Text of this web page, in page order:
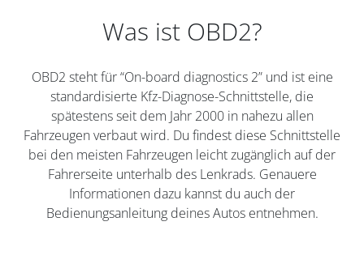
Was ist OBD2?
OBD2 steht für “On-board diagnostics 2” und ist eine
standardisierte Kfz-Diagnose-Schnittstelle, die
spätestens seit dem Jahr 2000 in nahezu allen
Fahrzeugen verbaut wird. Du findest diese Schnittstelle
bei den meisten Fahrzeugen leicht zugänglich auf der
Fahrerseite unterhalb des Lenkrads. Genauere
Informationen dazu kannst du auch der
Bedienungsanleitung deines Autos entnehmen.